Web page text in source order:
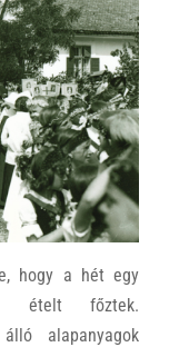
hogy a hét egy
ételt főztek.
alapanyagok